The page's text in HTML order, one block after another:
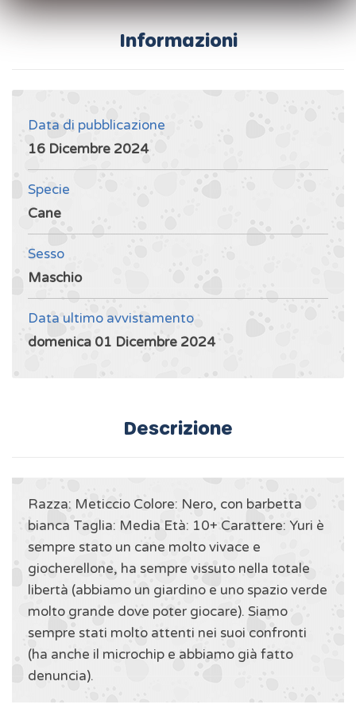
Informazioni
Data di pubblicazione
16 Dicembre 2024
Specie
Cane
Sesso
Maschio
Data ultimo avvistamento
domenica 01 Dicembre 2024
Descrizione
Razza: Meticcio Colore: Nero, con barbetta
bianca Taglia: Media Età: 10+ Carattere: Yuri è
sempre stato un cane molto vivace e
giocherellone, ha sempre vissuto nella totale
libertà (abbiamo un giardino e uno spazio verde
molto grande dove poter giocare). Siamo
sempre stati molto attenti nei suoi confronti
(ha anche il microchip e abbiamo già fatto
denuncia).